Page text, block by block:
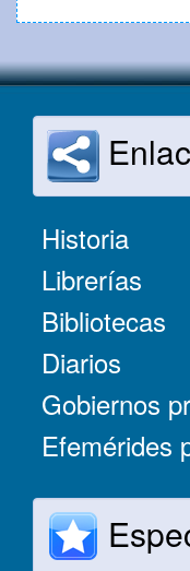
Historia
Librerías
Bibliotecas
Diarios
Gobiernos
Efemérides